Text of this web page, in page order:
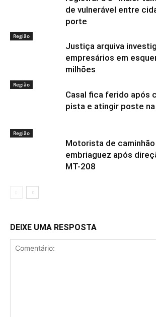
de vulnerável entre
porte
Região
Justiça arquiva
empresários em
milhões
Região
Casal fica ferido após
pista e atingir poste
Região
Motorista de
embriaguez após
MT-208
DEIXE UMA RESPOSTA